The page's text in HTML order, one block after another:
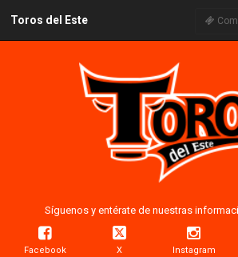
Toros del Este
Síguenos y entérate de nuestras
Facebook X Instagram